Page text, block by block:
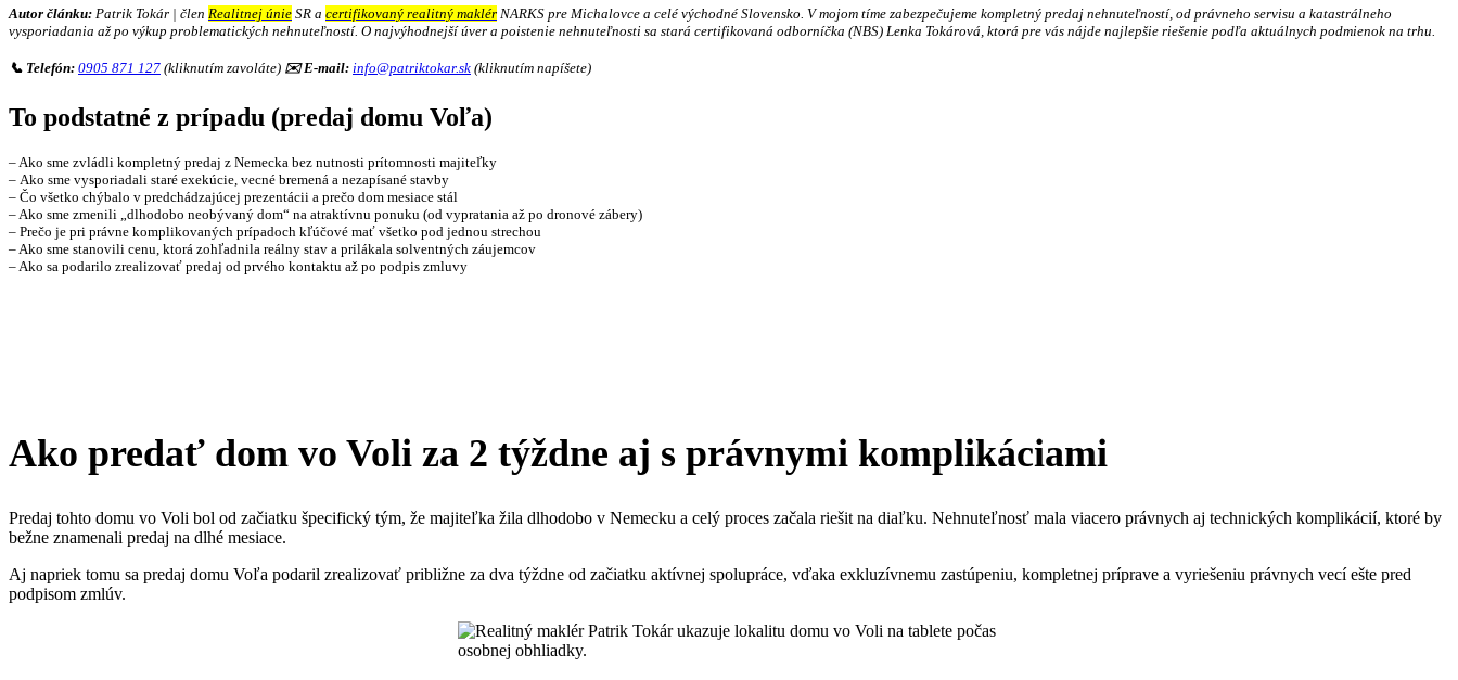
Autor článku: Patrik Tokár | člen Realitnej únie SR a certifikovaný realitný maklér NARKS pre Michalovce a celé východné Slovensko. V mojom tíme zabezpečujeme kompletný predaj nehnuteľností, od právneho servisu a katastrálneho
vysporiadania až po výkup problematických nehnuteľností. O najvýhodnejší úver a poistenie nehnuteľnosti sa stará certifikovaná odborníčka (NBS) Lenka Tokárová, ktorá pre vás nájde najlepšie riešenie podľa aktuálnych podmienok na trhu.
📞 Telefón: 0905 871 127 (kliknutím zavoláte) ✉️ E-mail: info@patriktokar.sk (kliknutím napíšete)
To podstatné z prípadu (predaj domu Voľa)
– Ako sme zvládli kompletný predaj z Nemecka bez nutnosti prítomnosti majiteľky
– Ako sme vysporiadali staré exekúcie, vecné bremená a nezapísané stavby
– Čo všetko chýbalo v predchádzajúcej prezentácii a prečo dom mesiace stál
– Ako sme zmenili „dlhodobo neobývaný dom“ na atraktívnu ponuku (od vypratania až po dronové zábery)
– Prečo je pri právne komplikovaných prípadoch kľúčové mať všetko pod jednou strechou
– Ako sme stanovili cenu, ktorá zohľadnila reálny stav a prilákala solventných záujemcov
– Ako sa podarilo zrealizovať predaj od prvého kontaktu až po podpis zmluvy
Ako predať dom vo Voli za 2 týždne aj s právnymi komplikáciami
Predaj tohto domu vo Voli bol od začiatku špecifický tým, že majiteľka žila dlhodobo v Nemecku a celý proces začala riešit na diaľku. Nehnuteľnosť mala viacero právnych aj technických komplikácií, ktoré by
bežne znamenali predaj na dlhé mesiace.
Aj napriek tomu sa predaj domu Voľa podaril zrealizovať približne za dva týždne od začiatku aktívnej spolupráce, vďaka exkluzívnemu zastúpeniu, kompletnej príprave a vyriešeniu právnych vecí ešte pred
podpisom zmlúv.